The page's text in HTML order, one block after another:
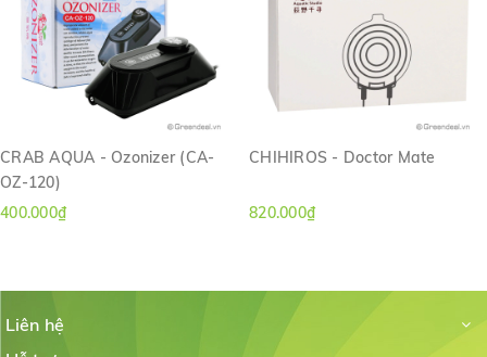
hồ.
Không sử dụng máy cho hồ nước mặn.
CRAB AQUA - Ozonizer (CA-
OZ-120)
400.000₫
CHIHIROS - Doctor Mate
820.000₫
Liên hệ